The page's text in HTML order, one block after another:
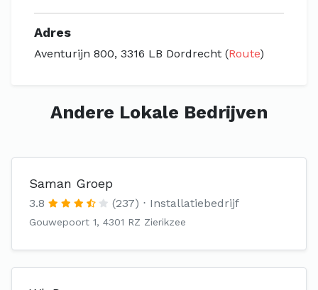
Adres
Aventurijn 800, 3316 LB Dordrecht (Route)
Andere Lokale Bedrijven
Saman Groep
3.8 (237) Installatiebedrijf
Gouwepoort 1, 4301 RZ Zierikzee